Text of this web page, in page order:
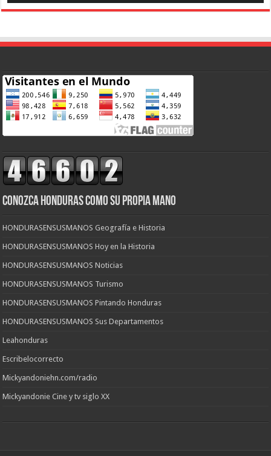
CONOZCA HONDURAS COMO SU PROPIA MANO
HONDURASENSUSMANOS Geografía e Historia
HONDURASENSUSMANOS Hoy en la Historia
HONDURASENSUSMANOS Noticias
HONDURASENSUSMANOS Turismo
HONDURASENSUSMANOS Pintando Honduras
HONDURASENSUSMANOS Sus Departamentos
Leahonduras
Escribelocorrecto
Mickyandoniehn.com/radio
Mickyandonie Cine y tv siglo XX